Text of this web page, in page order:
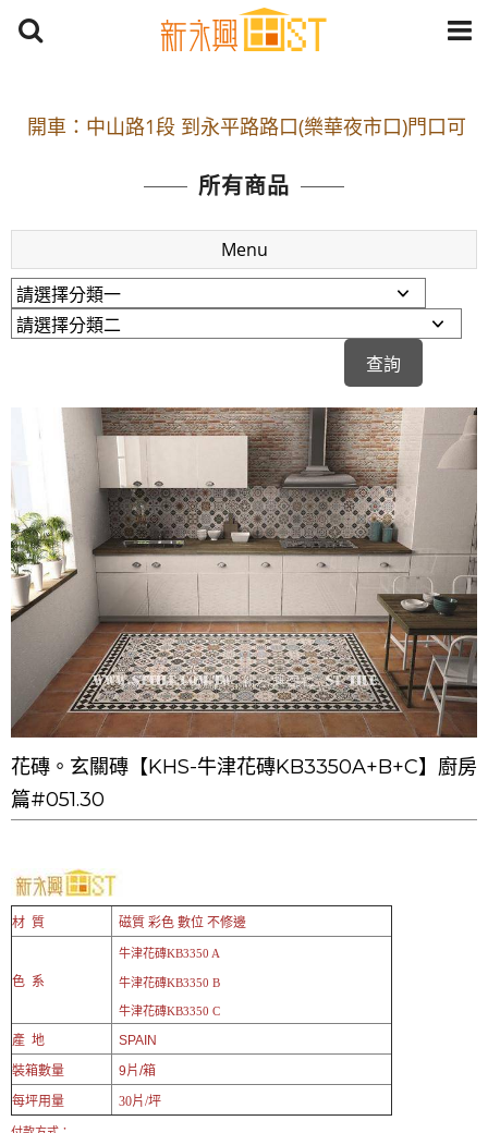
停車
捷運： 中和線【頂溪站 2 號出口】往中山路1段139
原Line已滿 無法加Line好友 請親愛的客戶加入
LINE官方帳號@a0975005573
開車：中山路1段 到永平路路口(樂華夜市口)門口可
停車
捷運： 中和線【頂溪站 2 號出口】往中山路1段139
號約10分鐘
原Line已滿 無法加Line好友 請親愛的客戶加入
LINE官方帳號@a0975005573
所有商品
Menu
花磚。玄關磚【KHS-牛津花磚KB3350A+B+C】廚房
篇#051.30
材 質 磁質 彩色 數位 不修邊
色 系
牛津花磚KB3350 A
牛津花磚KB3350 B
牛津花磚KB3350 C
產 地
SPAIN
裝箱數量
9片/箱
每坪用量
30片/坪